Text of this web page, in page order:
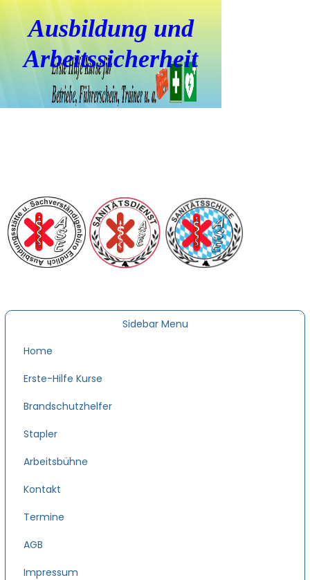
Ausbildung und
Arbeitssicherheit
Sicherheit durch
Sidebar Menu
Home
Erste-Hilfe Kurse
Brandschutzhelfer
Stapler
Arbeitsbühne
Kontakt
Termine
AGB
Impressum